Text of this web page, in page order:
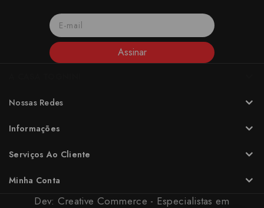
Assinar
Nossas Redes
Informações
Serviços Ao Cliente
Minha Conta
Dev: Creative Commerce - Especialistas em